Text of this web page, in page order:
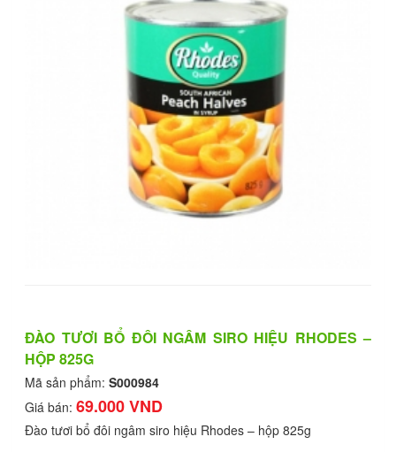
ĐÀO TƯƠI BỔ ĐÔI NGÂM SIRO HIỆU RHODES –
HỘP 825G
Mã sản phẩm: S000984
Giá bán: 69.000 VND
Đào tươi bổ đôi ngâm siro hiệu Rhodes – hộp 825g